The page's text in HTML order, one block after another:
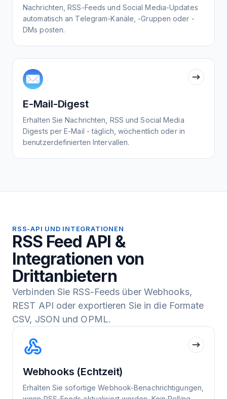
Nachrichten, RSS-Feeds und Social Media-Updates
automatisch an Telegram-Kanäle, -Gruppen oder -
DMs posten.
E-Mail-Digest
Erhalten Sie Nachrichten, RSS und Social Media
Digests per E-Mail - täglich, wöchentlich oder in
benutzerdefinierten Intervallen.
RSS-API UND INTEGRATIONEN
RSS Feed API &
Integrationen von
Drittanbietern
Verbinden Sie RSS-Feeds über Webhooks,
REST API oder exportieren Sie in die Formate
CSV, JSON und OPML.
Webhooks (Echtzeit)
Erhalten Sie sofortige Webhook-Benachrichtigungen,